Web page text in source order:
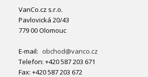
VanCo.cz s.r.o.
Pavlovická 20/43
779 00 Olomouc
E-mail: obchod@vanco.cz
Telefon: +420 587 203 671
Fax: +420 587 203 672